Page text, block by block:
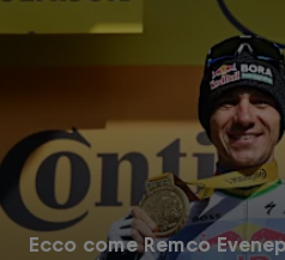
Ecco come Remco